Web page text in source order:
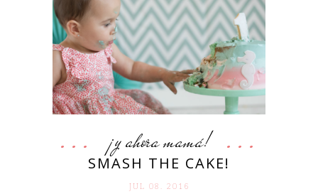
¡y ahora mamá!
SMASH THE CAKE!
JUL 08. 2016